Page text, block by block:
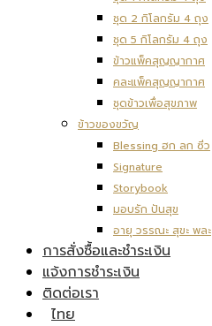
ชุด 2 กิโลกรัม 4 ถุง
ชุด 5 กิโลกรัม 4 ถุง
ข้าวแพ็คสุญญากาศ
คละแพ็คสุญญากาศ
ชุดข้าวเพื่อสุขภาพ
ข้าวของขวัญ
Blessing ฮก ลก ซิ่ว
Signature
Storybook
มอบรัก ปันสุข
อายุ วรรณะ สุขะ พละ
การสั่งซื้อและชำระเงิน
แจ้งการชำระเงิน
ติดต่อเรา
ไทย